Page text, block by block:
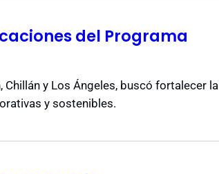
del Programa
y Los Ángeles, buscó fortalecer la
y sostenibles.